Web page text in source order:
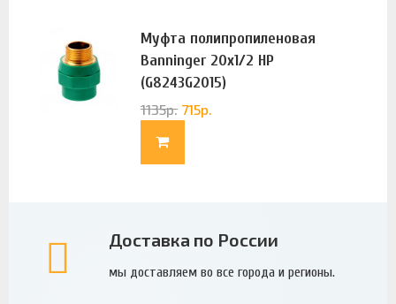
Муфта полипропиленовая
Banninger 20х1/2 НР
(G8243G2015)
1135р. 715р.
Доставка по России
мы доставляем во все города и регионы.